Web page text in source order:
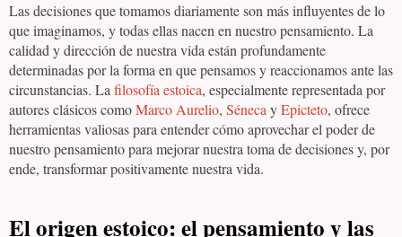
Las decisiones que tomamos diariamente son más influyentes de lo
que imaginamos, y todas ellas nacen en nuestro pensamiento. La
calidad y dirección de nuestra vida están profundamente
determinadas por la forma en que pensamos y reaccionamos ante las
circunstancias. La filosofía estoica, especialmente representada por
autores clásicos comoMarco Aurelio, Séneca yEpicteto, ofrece
herramientas valiosas para entender cómo aprovechar el poder de
nuestro pensamiento para mejorar nuestra toma de decisiones y, por
ende, transformar positivamente nuestra vida.
El origen estoico: el pensamiento y las